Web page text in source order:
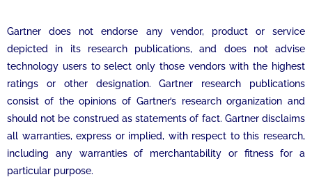
Gartner does not endorse any vendor, product or service
depicted in its research publications, and does not advise
technology users to select only those vendors with the highest
ratings or other designation. Gartner research publications
consist of the opinions of Gartner’s research organization and
should not be construed as statements of fact. Gartner disclaims
all warranties, express or implied, with respect to this research,
including any warranties of merchantability or fitness for a
particular purpose.